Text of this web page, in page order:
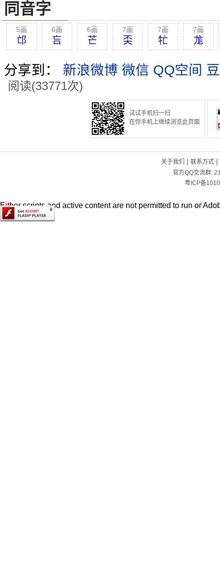
同音字
5画
邙
6画
吂
6画
芒
7画
奀
7画
牤
7画
尨
分享到： 新浪微博 微信 QQ空间
阅读(33771次)
试试手机扫一扫
在你手机上继续浏览此页面
关于我们 | 联系方式|
官方QQ交流群:
粤ICP备
Either scripts and active content are not permitted to run or